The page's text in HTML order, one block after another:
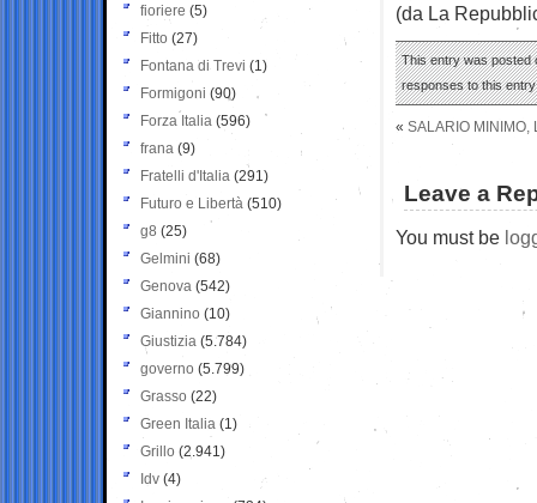
(da La
This entry was posted
responses to this
« SALARIO MINIMO,
Leave a
You must be
fioriere (5)
Fitto (27)
Fontana di Trevi (1)
Formigoni (90)
Forza Italia (596)
frana (9)
Fratelli d'Italia (291)
Futuro e Libertà (510)
g8 (25)
Gelmini (68)
Genova (542)
Giannino (10)
Giustizia (5.784)
governo (5.799)
Grasso (22)
Green Italia (1)
Grillo (2.941)
Idv (4)